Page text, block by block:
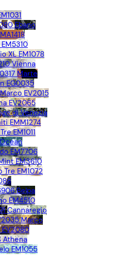
Ebano
XL EM1078
Vienna
Marte
EG0035
EV2015
EV2065
di Venezia
EMM1274
EM1011
Ocean
EM7706
EM3610
Tre EM1072
Belpa
EM4510
Cannaregio
Marco
EV2080
Athena
EM1055